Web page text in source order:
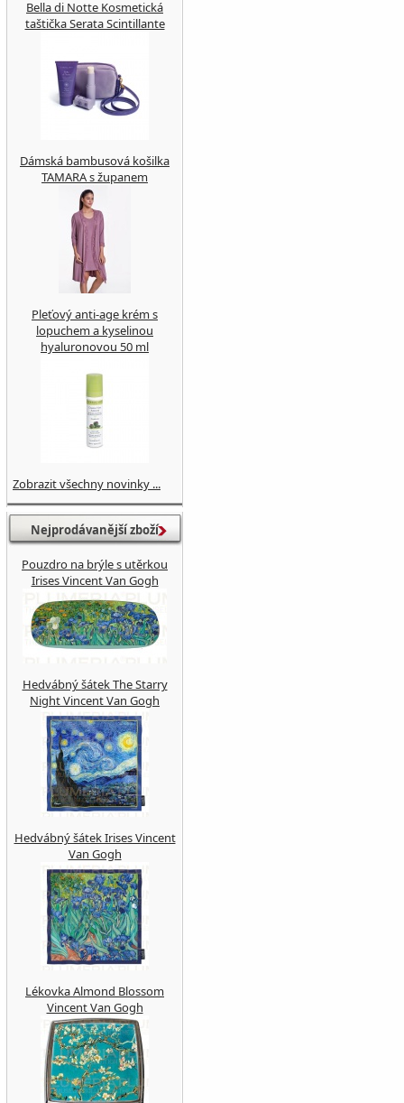
Bella di Notte Kosmetická
taštička Serata Scintillante
Dámská bambusová košilka
TAMARA s županem
Pleťový anti-age krém s
lopuchem a kyselinou
hyaluronovou 50 ml
Zobrazit všechny novinky ...
Nejprodávanější zboží
Pouzdro na brýle s utěrkou
Irises Vincent Van Gogh
Hedvábný šátek The Starry
Night Vincent Van Gogh
Hedvábný šátek Irises Vincent
Van Gogh
Lékovka Almond Blossom
Vincent Van Gogh